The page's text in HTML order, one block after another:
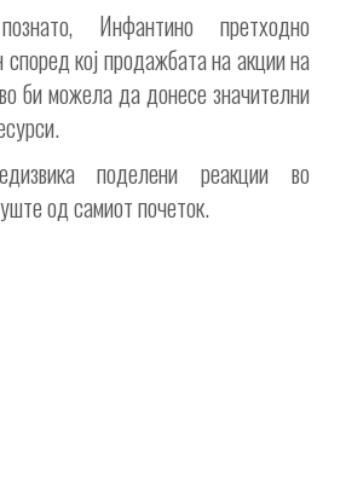
Инфантино претходно
кој продажбата на акции на
би можела да донесе значителни
поделени реакции во
од самиот почеток.